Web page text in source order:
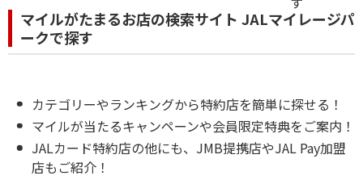
マイルがたまるお店の検索サイト JALマイレージパ
ークで探す
カテゴリーやランキングから特約店を簡単に探せる！
マイルが当たるキャンペーンや会員限定特典をご案内！
JALカード特約店の他にも、JMB提携店やJAL Pay加盟
店もご紹介！